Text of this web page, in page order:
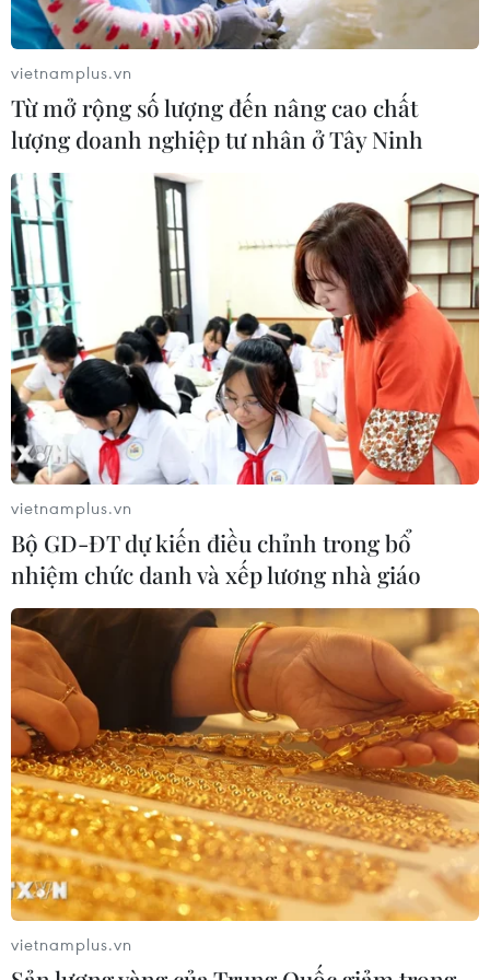
Mỹ: Nổ súng tại nhà hàng ở bang
Idaho gây thương vong
02/08/2026 02:27
CƠ QUAN CHỦ QUẢN: THÔNG TẤN XÃ VIỆT NAM
Tổng Biên tập: TRẦN TIẾN DUẨN
Phó Tổng Biên tập: NGUYỄN THỊ TÁM, KHÚC THANH
THỦY
Sở hữu trí tuệ
Quy định sử dụng
Hỗ trợ
Ngôn ngữ
TTXVN
Dịch vụ tin
Quảng cáo
Liên hệ
Giấy phép số: 1374/GP-BTTTT do Bộ Thông tin và Truyền thông
cấp ngày 11/9/2008.
Quảng cáo: Phó TBT Nguyễn Thị Tám: 093.5958688, Email:
tamvna@gmail.com
Điện thoại: (024) 39411349 - (024) 39411348, Fax: (024)
39411348
vietnamplus.vn
Từ mở rộng số lượng đến nâng cao chất
lượng doanh nghiệp tư nhân ở Tây Ninh
vietnamplus.vn
Bộ GD-ĐT dự kiến điều chỉnh trong bổ
nhiệm chức danh và xếp lương nhà giáo
vietnamplus.vn